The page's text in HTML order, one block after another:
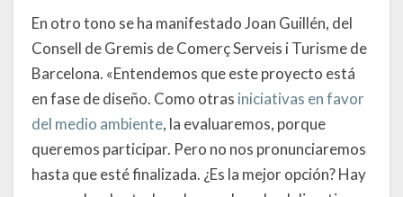
En otro tono se ha manifestado Joan Guillén, del
Consell de Gremis de Comerç Serveis i Turisme de
Barcelona. «Entendemos que este proyecto está
en fase de diseño. Como otras iniciativas en favor
del medio ambiente, la evaluaremos, porque
queremos participar. Pero no nos pronunciaremos
hasta que esté finalizada. ¿Es la mejor opción? Hay